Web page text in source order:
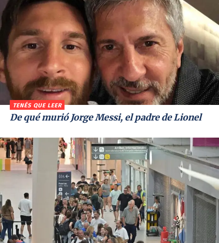
TENÉS QUE LEER
De qué murió Jorge Messi, el padre de Lionel